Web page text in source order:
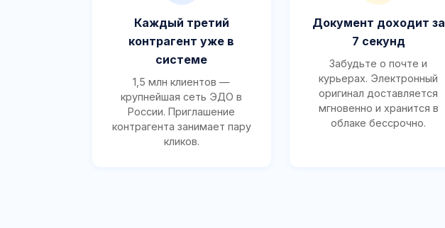
Каждый третий
контрагент уже в
системе
1,5 млн клиентов —
крупнейшая сеть ЭДО в
России. Приглашение
контрагента занимает пару
кликов.
Документ доходит за
7 секунд
Забудьте о почте и
курьерах. Электронный
оригинал доставляется
мгновенно и хранится в
облаке бессрочно.